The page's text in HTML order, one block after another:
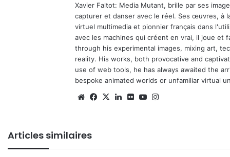
Xavier Faltot: Media Mutant, brille par ses
capturer et danser avec le réel. Ses œuvres, à
virtuel multimedia et pionnier français dans
avec les machines qui créent en vrai, il joue et
through his experimental images, mixing art,
reality. His works, both provocative and
use of web tools, he has always awaited the
bespoke animated worlds or unfamiliar virtual
We Fa
X
Lin Fli Yo
Articles similaires